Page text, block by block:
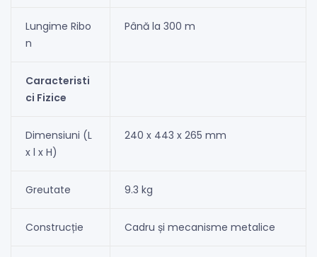
Lungime Ribo
n
Până la 300 m
Caracteristi
ci Fizice
Dimensiuni (L
x l x H)
240 x 443 x 265 mm
Greutate 9.3 kg
Construcție Cadru și mecanisme metalice